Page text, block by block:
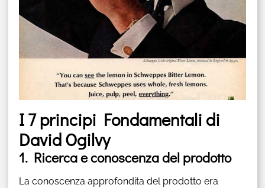
I 7 principi Fondamentali di
David Ogilvy
1. Ricerca e conoscenza del prodotto
La conoscenza approfondita del prodotto era